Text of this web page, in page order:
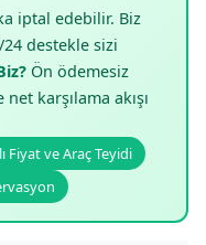
iptal edebilir. Biz
24 destekle sizi
Ön ödemesiz
karşılama akışı
Fiyat ve Araç Teyidi